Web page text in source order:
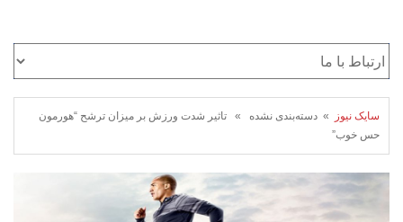
سایک نیوز
» دسته‌بندی نشده » تاثیر شدت ورزش بر میزان ترشح “هورمون
حس خوب”